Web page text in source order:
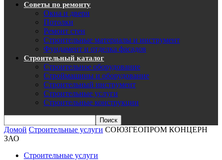
Советы по ремонту
Окна и двери
Потолки
Ремонт стен
Строительные материалы и инструмент
Фундамент и отделка фасадов
Строительный каталог
Строительное оборудование
Строймашины и оборудование
Строительный инструмент
Строительные услуги
Строительные конструкции
Домой Строительные услуги СОЮЗГЕОПРОМ КОНЦЕРН
ЗАО
Строительные услуги